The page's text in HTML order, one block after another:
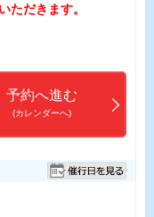
ただきます。
予約へ進む
(カレンダーへ)